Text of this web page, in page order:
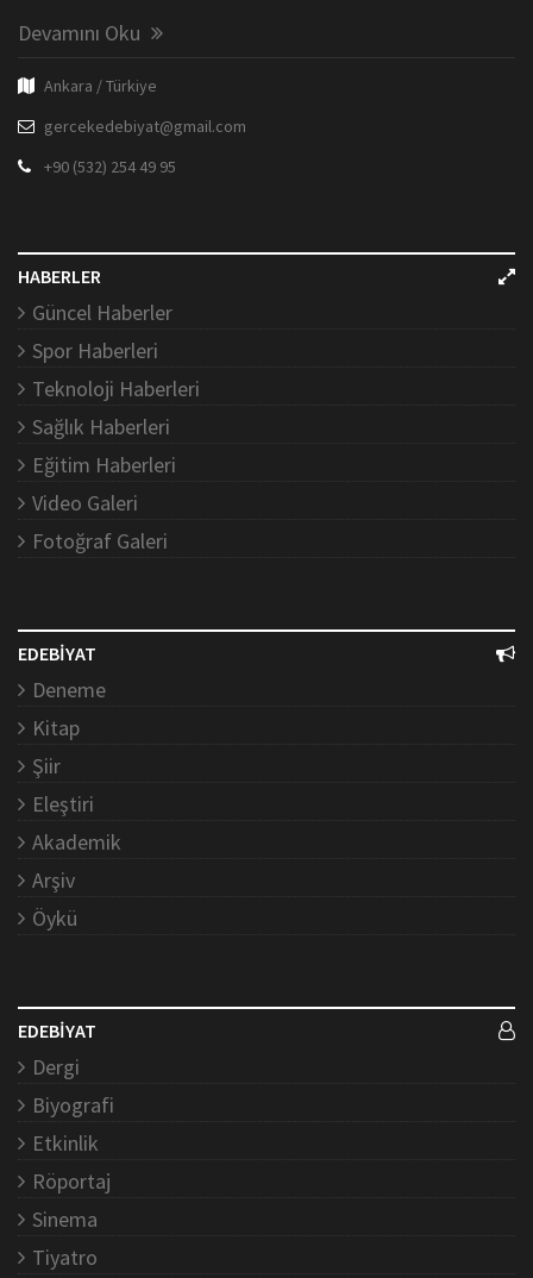
Devamını Oku
Ankara / Türkiye
gercekedebiyat@gmail.com
+90 (532) 254 49 95
HABERLER
Güncel Haberler
Spor Haberleri
Teknoloji Haberleri
Sağlık Haberleri
Eğitim Haberleri
Video Galeri
Fotoğraf Galeri
EDEBİYAT
Deneme
Kitap
Şiir
Eleştiri
Akademik
Arşiv
Öykü
EDEBİYAT
Dergi
Biyografi
Etkinlik
Röportaj
Sinema
Tiyatro